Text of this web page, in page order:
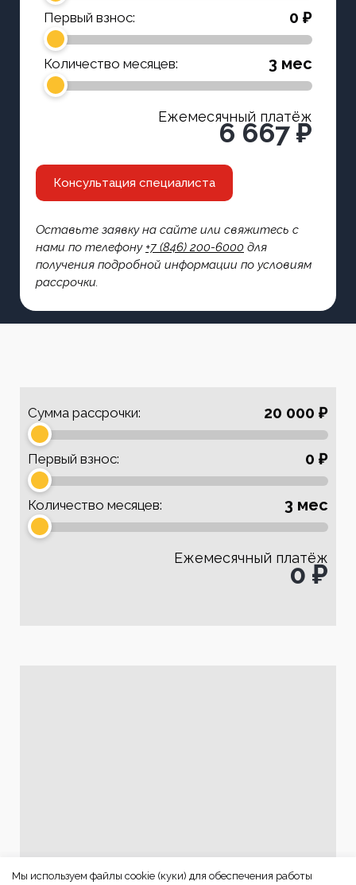
Первый взнос: 0 ₽
Количество месяцев: 3 мес
Ежемесячный платёж
6 667 ₽
Консультация специалиста
Оставьте заявку на сайте или свяжитесь с
нами по телефону +7 (846) 200-6000 для
получения подробной информации по условиям
рассрочки.
Сумма рассрочки: 20 000 ₽
Первый взнос: 0 ₽
Количество месяцев: 3 мес
Ежемесячный платёж
0 ₽
Мы используем файлы cookie (куки) для обеспечения работы